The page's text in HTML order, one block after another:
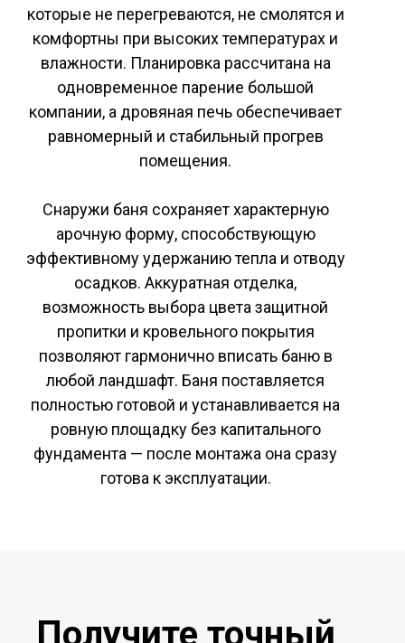
которые не перегреваются, не смолятся и
комфортны при высоких температурах и
влажности. Планировка рассчитана на
одновременное парение большой
компании, а дровяная печь обеспечивает
равномерный и стабильный прогрев
помещения.
Снаружи баня сохраняет характерную
арочную форму, способствующую
эффективному удержанию тепла и отводу
осадков. Аккуратная отделка,
возможность выбора цвета защитной
пропитки и кровельного покрытия
позволяют гармонично вписать баню в
любой ландшафт. Баня поставляется
полностью готовой и устанавливается на
ровную площадку без капитального
фундамента — после монтажа она сразу
готова к эксплуатации.
Получите точный